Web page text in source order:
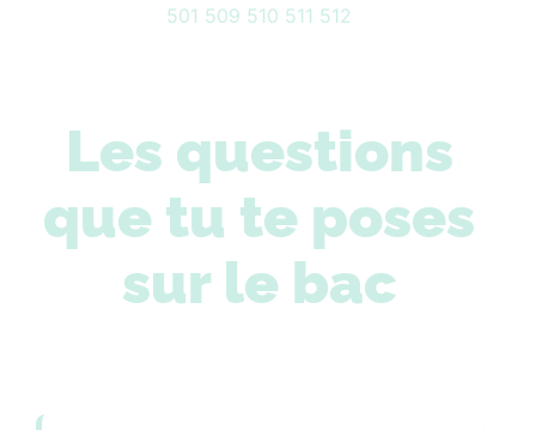
501 509 510 511 512
Les questions
que tu te poses
sur le bac